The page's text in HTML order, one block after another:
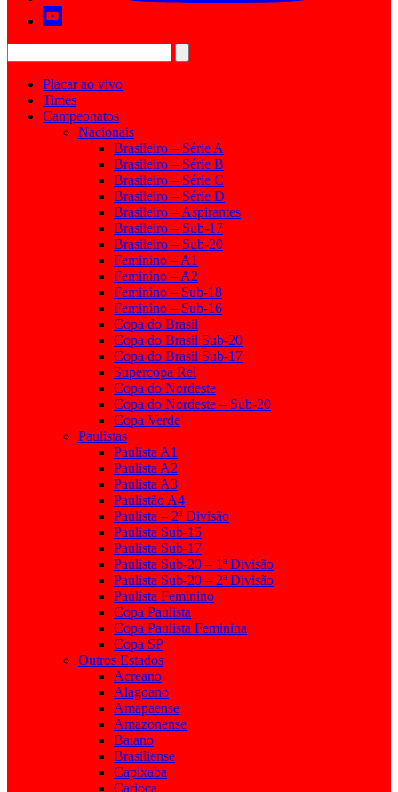
Placar ao vivo
Times
Campeonatos
Nacionais
Brasileiro – Série A
Brasileiro – Série B
Brasileiro – Série C
Brasileiro – Série D
Brasileiro – Aspirantes
Brasileiro – Sub-17
Brasileiro – Sub-20
Feminino – A1
Feminino – A2
Feminino – Sub-18
Feminino – Sub-16
Copa do Brasil
Copa do Brasil Sub-20
Copa do Brasil Sub-17
Supercopa Rei
Copa do Nordeste
Copa do Nordeste – Sub-20
Copa Verde
Paulistas
Paulista A1
Paulista A2
Paulista A3
Paulistão A4
Paulista – 2ª Divisão
Paulista Sub-15
Paulista Sub-17
Paulista Sub-20 – 1ª Divisão
Paulista Sub-20 – 2ª Divisão
Paulista Feminino
Copa Paulista
Copa Paulista Feminina
Copa SP
Outros Estados
Acreano
Alagoano
Amapaense
Amazonense
Baiano
Brasiliense
Capixaba
Carioca